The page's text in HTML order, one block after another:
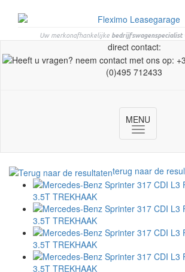
Uw merkonafhankelijke bedrijfswagenspecialist
direct contact:
(0)495 712433
MENU
Toggle
navigation
terug naar de